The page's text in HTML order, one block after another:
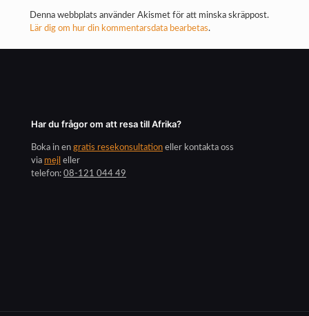
Denna webbplats använder Akismet för att minska skräppost.
Lär dig om hur din kommentarsdata bearbetas.
Har du frågor om att resa till Afrika?
Boka in en gratis resekonsultation eller kontakta oss
via mejl eller
telefon: 08-121 044 49